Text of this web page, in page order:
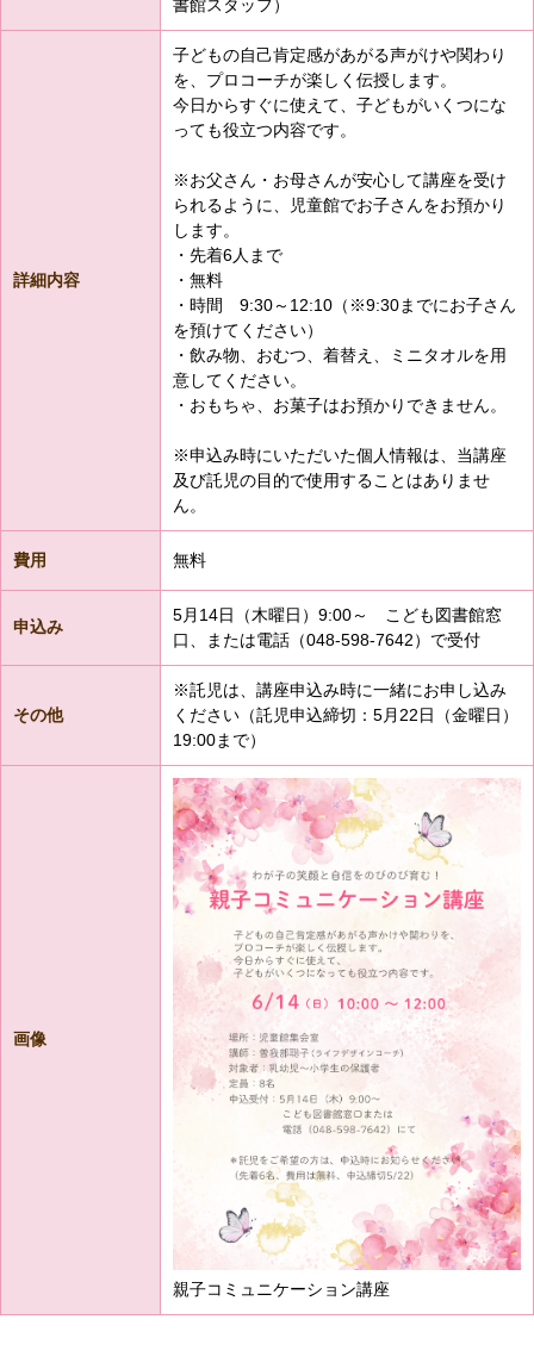
書館スタッフ）
詳細内容
子どもの自己肯定感があがる声がけや関わり
を、プロコーチが楽しく伝授します。
今日からすぐに使えて、子どもがいくつにな
っても役立つ内容です。
※お父さん・お母さんが安心して講座を受け
られるように、児童館でお子さんをお預かり
します。
・先着6人まで
・無料
・時間 9:30～12:10（※9:30までにお子さん
を預けてください）
・飲み物、おむつ、着替え、ミニタオルを用
意してください。
・おもちゃ、お菓子はお預かりできません。
※申込み時にいただいた個人情報は、当講座
及び託児の目的で使用することはありませ
ん。
費用 無料
申込み
5月14日（木曜日）9:00～ こども図書館窓
口、または電話（048-598-7642）で受付
その他
※託児は、講座申込み時に一緒にお申し込み
ください（託児申込締切：5月22日（金曜日）
19:00まで）
画像
親子コミュニケーション講座